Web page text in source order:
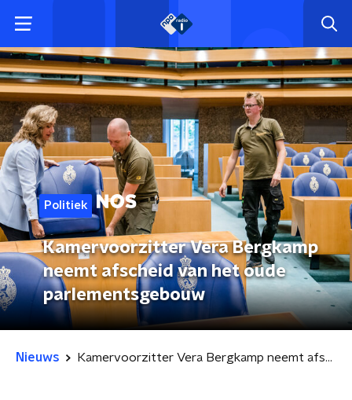
Politiek
Kamervoorzitter Vera Bergkamp
neemt afscheid van het oude
parlementsgebouw
Nieuws Kamervoorzitter Vera Bergkamp neemt afscheid van het oude parlementsgebouw